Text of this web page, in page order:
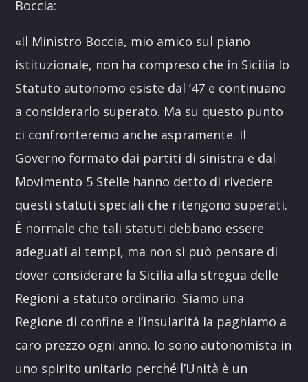
Boccia:
«Il Ministro Boccia, mio amico sul piano
istituzionale, non ha compreso che in Sicilia lo
Statuto autonomo esiste dal ’47 e continuano
a considerarlo superato. Ma su questo punto
ci confronteremo anche aspramente. Il
Governo formato dai partiti di sinistra e dal
Movimento 5 Stelle hanno detto di rivedere
questi statuti speciali che ritengono superati.
È normale che tali statuti debbano essere
adeguati ai tempi, ma non si può pensare di
dover considerare la Sicilia alla stregua delle
Regioni a statuto ordinario. Siamo una
Regione di confine e l’insularità la paghiamo a
caro prezzo ogni anno. Io sono autonomista in
uno spirito unitario perché l’Unità è un